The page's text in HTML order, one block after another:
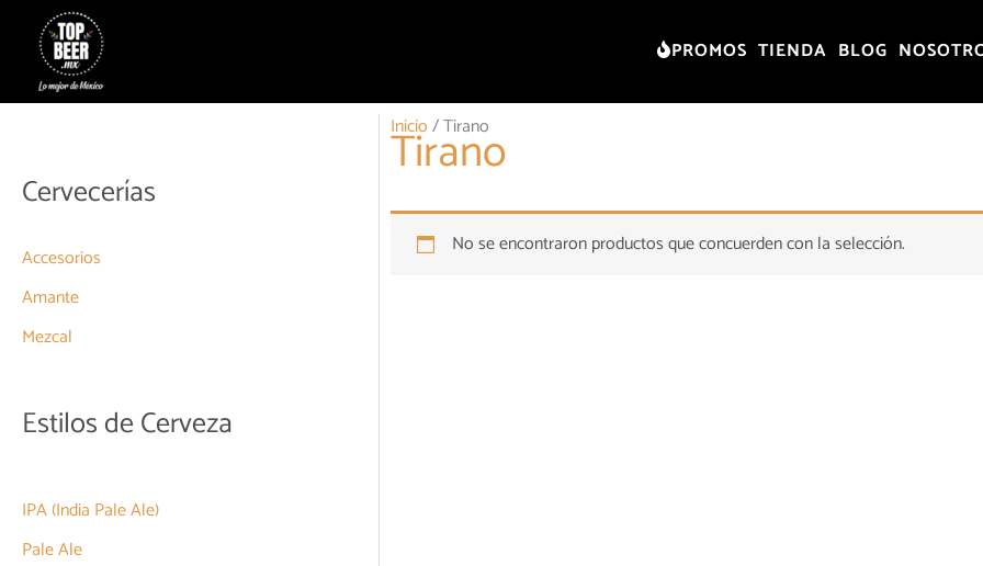
contenido
PROMOS TIENDA BLOG
Cervecerías
Accesorios
Amante
Mezcal
Estilos de Cerveza
IPA (India Pale Ale)
Pale Ale
Inicio/ Tirano
Tirano
No se encontraron productos que concuerden con la selección.